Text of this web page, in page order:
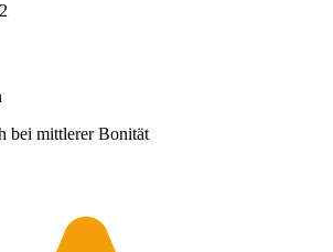
bei mittlerer Bonität